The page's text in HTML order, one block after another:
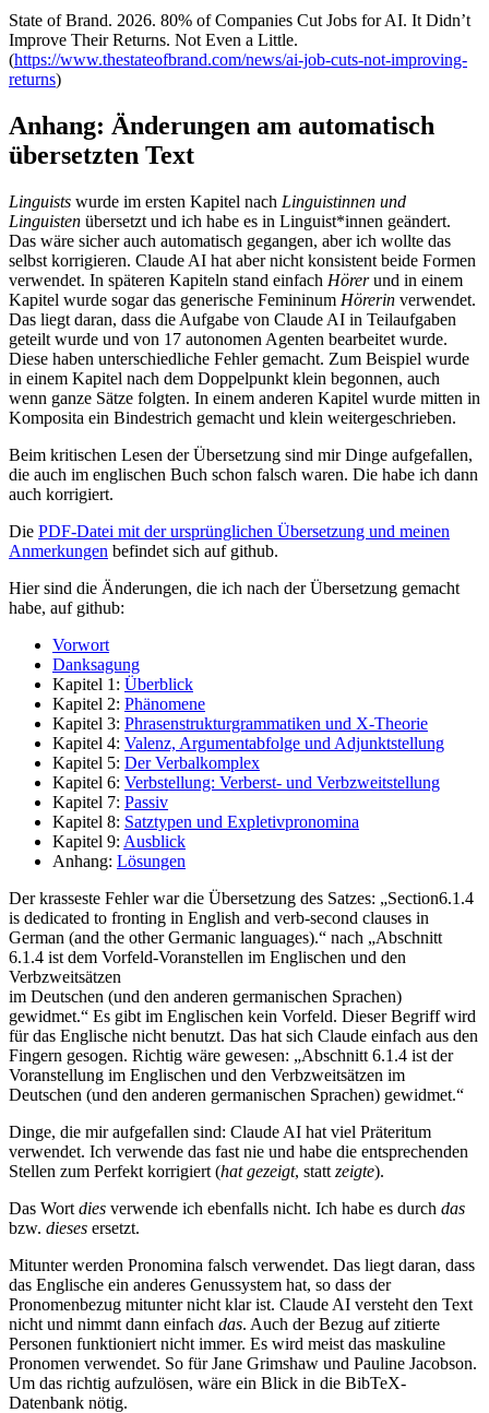
State of Brand. 2026. 80% of Companies Cut Jobs for AI. It Didn’t
Improve Their Returns. Not Even a Little.
(https://www.thestateofbrand.com/news/ai-job-cuts-not-improving-
returns)
Anhang: Änderungen am automatisch
übersetzten Text
Linguists wurde im ersten Kapitel nach Linguistinnen und
Linguisten übersetzt und ich habe es in Linguist*innen geändert.
Das wäre sicher auch automatisch gegangen, aber ich wollte das
selbst korrigieren. Claude AI hat aber nicht konsistent beide Formen
verwendet. In späteren Kapiteln stand einfach Hörerund in einem
Kapitel wurde sogar das generische Femininum Hörerin verwendet.
Das liegt daran, dass die Aufgabe von Claude AI in Teilaufgaben
geteilt wurde und von 17 autonomen Agenten bearbeitet wurde.
Diese haben unterschiedliche Fehler gemacht. Zum Beispiel wurde
in einem Kapitel nach dem Doppelpunkt klein begonnen, auch
wenn ganze Sätze folgten. In einem anderen Kapitel wurde mitten in
Komposita ein Bindestrich gemacht und klein weitergeschrieben.
Beim kritischen Lesen der Übersetzung sind mir Dinge aufgefallen,
die auch im englischen Buch schon falsch waren. Die habe ich dann
auch korrigiert.
Die PDF-Datei mit der ursprünglichen Übersetzung und meinen
Anmerkungen befindet sich auf github.
Hier sind die Änderungen, die ich nach der Übersetzung gemacht
habe, auf github:
Vorwort
Danksagung
Kapitel 1: Überblick
Kapitel 2: Phänomene
Kapitel 3: Phrasenstrukturgrammatiken und X-Theorie
Kapitel 4: Valenz, Argumentabfolge und Adjunktstellung
Kapitel 5: Der Verbalkomplex
Kapitel 6: Verbstellung: Verberst- und Verbzweitstellung
Kapitel 7: Passiv
Kapitel 8: Satztypen und Expletivpronomina
Kapitel 9: Ausblick
Anhang: Lösungen
Der krasseste Fehler war die Übersetzung des Satzes: „Section6.1.4
is dedicated to fronting in English and verb-second clauses in
German (and the other Germanic languages).“ nach „Abschnitt
6.1.4 ist dem Vorfeld-Voranstellen im Englischen und den
Verbzweitsätzen
im Deutschen (und den anderen germanischen Sprachen)
gewidmet.“ Es gibt im Englischen kein Vorfeld. Dieser Begriff wird
für das Englische nicht benutzt. Das hat sich Claude einfach aus den
Fingern gesogen. Richtig wäre gewesen: „Abschnitt 6.1.4 ist der
Voranstellung im Englischen und den Verbzweitsätzen im
Deutschen (und den anderen germanischen Sprachen) gewidmet.“
Dinge, die mir aufgefallen sind: Claude AI hat viel Präteritum
verwendet. Ich verwende das fast nie und habe die entsprechenden
Stellen zum Perfekt korrigiert (hat gezeigt, statt zeigte).
Das Wort dies verwende ich ebenfalls nicht. Ich habe es durch das
bzw. dieses ersetzt.
Mitunter werden Pronomina falsch verwendet. Das liegt daran, dass
das Englische ein anderes Genussystem hat, so dass der
Pronomenbezug mitunter nicht klar ist. Claude AI versteht den Text
nicht und nimmt dann einfach das. Auch der Bezug auf zitierte
Personen funktioniert nicht immer. Es wird meist das maskuline
Pronomen verwendet. So für Jane Grimshaw und Pauline Jacobson.
Um das richtig aufzulösen, wäre ein Blick in die BibTeX-
Datenbank nötig.